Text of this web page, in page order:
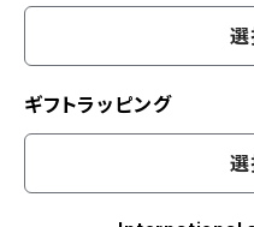
選
ギフトラッピング
選